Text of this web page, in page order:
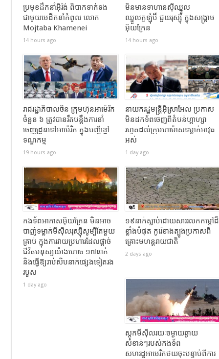
ប្រមុខដឹកនាំអ៊ីរ៉ង់ ពិបាកទាក់ទង
ជាមួយមេដឹកនាំកំពូល លោក
Mojtaba Khamenei
14 hours ago
មិនមានទាហានស៊ីឈ្នួល
ឈ្នួលកូឡុំប៊ី ជួយរុស្ស៊ី ក្នុងសង្រ្គាម
អ៊ុយក្រែន
14 hours ago
រាជរដ្ឋាភិបាល​ចិន​ ក្រុមហ៊ុនអាម៉េរិក
ចំនួន ៦ ត្រូវ​បានរឹតបន្តឹងការនាំ
ចេញដ្រូនទៅអាម៉េរិក​ ក្នុងបញ្ជីខ្មៅ
ទណ្ឌកម្ម
19 hours ago
នាយករដ្ឋមន្ត្រីអ៊ីស្រាអែល ប្រកាស
មិនដកទ័ពចេញពីតំបន់ហ្គាហ្សា
រហូតដល់ក្រុមហាម៉ាសទម្លាក់អាវុធ
អស់
1 day ago
កងទ័ពអាកាសអ៊ុយក្រែន មិនអាច
បាញ់ទម្លាក់មីស៊ីលរុស្ស៊ីសូម្បីតែមួយ
គ្រាប់ ក្នុងការវាយប្រហារដែលផ្តាច់
ជីវិតមនុស្សយ៉ាងហោច ១៧នាក់
និងធ្វើឱ្យរាប់សិបនាក់ផ្សេងទៀតរង
របួស
1 day ago
១៩នាក់ស្លាប់ដោយសាររលកកម្ដៅដ៏
ខ្លាំងបំផុត កូរ៉េខាងត្បូងប្រកាសពី
គ្រោះមហន្តរាយជាតិ
2 days ago
ស្តុកមីស៊ីលរយៈចម្ងាយឆ្ងាយ
សំខាន់ៗរបស់កងទ័ព
សហរដ្ឋអាមេរិកថយចុះបន្ទាប់ពីការ